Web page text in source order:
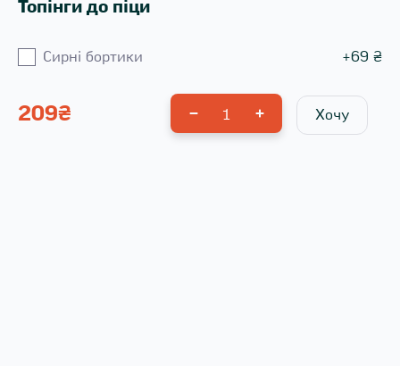
Топінги до піци
Сирні бортики +69 ₴
209₴ 1 Хочу